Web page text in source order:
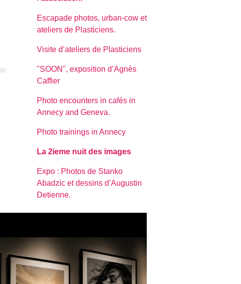
Escapade photos, urban-cow et
ateliers de Plasticiens.
Visite d’ateliers de Plasticiens
"SOON", exposition d’Agnès
Caffier
Photo encounters in cafés in
Annecy and Geneva.
Photo trainings in Annecy
La 2ieme nuit des images
Expo : Photos de Stanko
Abadzic et dessins d’Augustin
Detienne.